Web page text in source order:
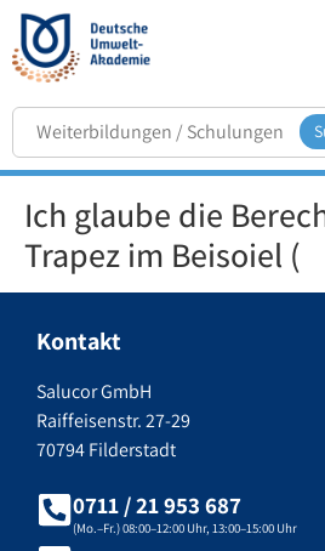
Ich glaube die
Trapez im Beisoiel (
Kontakt
Salucor GmbH
Raiffeisenstr. 27-29
70794 Filderstadt
0711 / 21 953 687
(Mo.–Fr.) 08:00–12:00 Uhr, 13:00–15:00 Uhr